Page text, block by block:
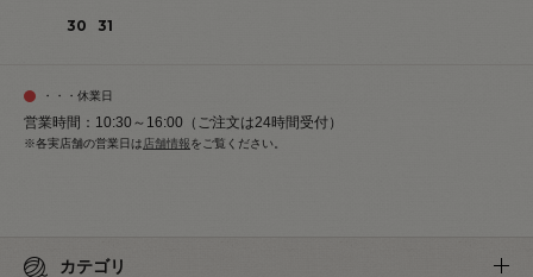
30
31
・・・休業日
営業時間：10:30～16:00（ご注文は24時間受付）
※各実店舗の営業日は 店舗情報をご覧ください。
カテゴリ